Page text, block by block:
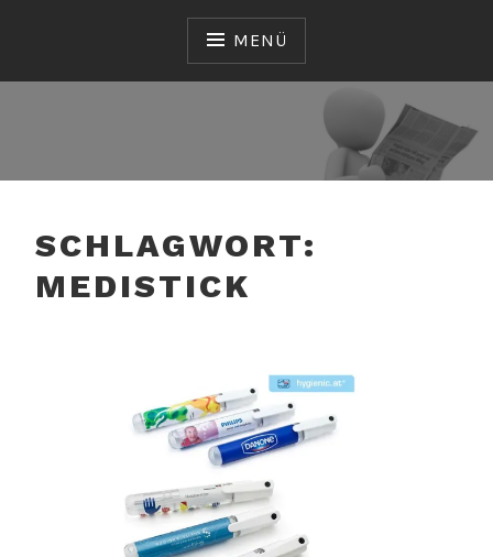
MENÜ
CROSSMEDIAGROUP
SCHLAGWORT:
MEDISTICK